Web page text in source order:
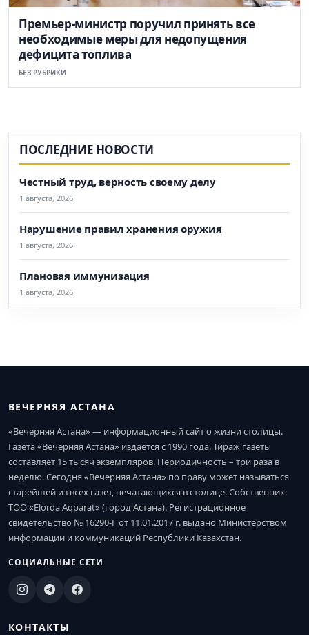
Премьер-министр поручил принять все
необходимые меры для недопущения
дефицита топлива
БЕЗ РУБРИКИ
ПОСЛЕДНИЕ НОВОСТИ
Честный труд, верность своему делу
1 августа, 2026
Нарушение правил хранения оружия
1 августа, 2026
Плановая иммунизация
1 августа, 2026
ВЕЧЕРНЯЯ АСТАНА
«Вечерняя Астана» — информационный сайт о жизни столицы.
Газета «Вечерняя Астана» издается с 1990 года. Тираж газеты
составляет 15 тысяч экземпляров. Периодичность – три раза в
неделю. Сегодня «Вечерняя Астана» по праву может называться
старейшей из всех газет, печатающихся в столице. Собственник:
ТОО «Elorda Aqparat» (город Астана). Регистрационное
свидетельство № 16290-Г от 11.01.2017 г. выдано Министерством
информации и коммуникаций Республики Казахстан.
СОЦИАЛЬНЫЕ СЕТИ
КОНТАКТЫ